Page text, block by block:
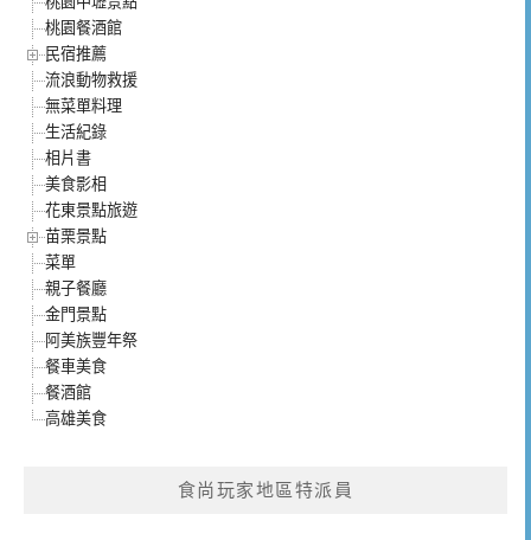
桃園餐酒館
民宿推薦
流浪動物救援
無菜單料理
生活紀錄
相片書
美食影相
花東景點旅遊
苗栗景點
菜單
親子餐廳
金門景點
阿美族豐年祭
餐車美食
餐酒館
高雄美食
食尚玩家地區特派員